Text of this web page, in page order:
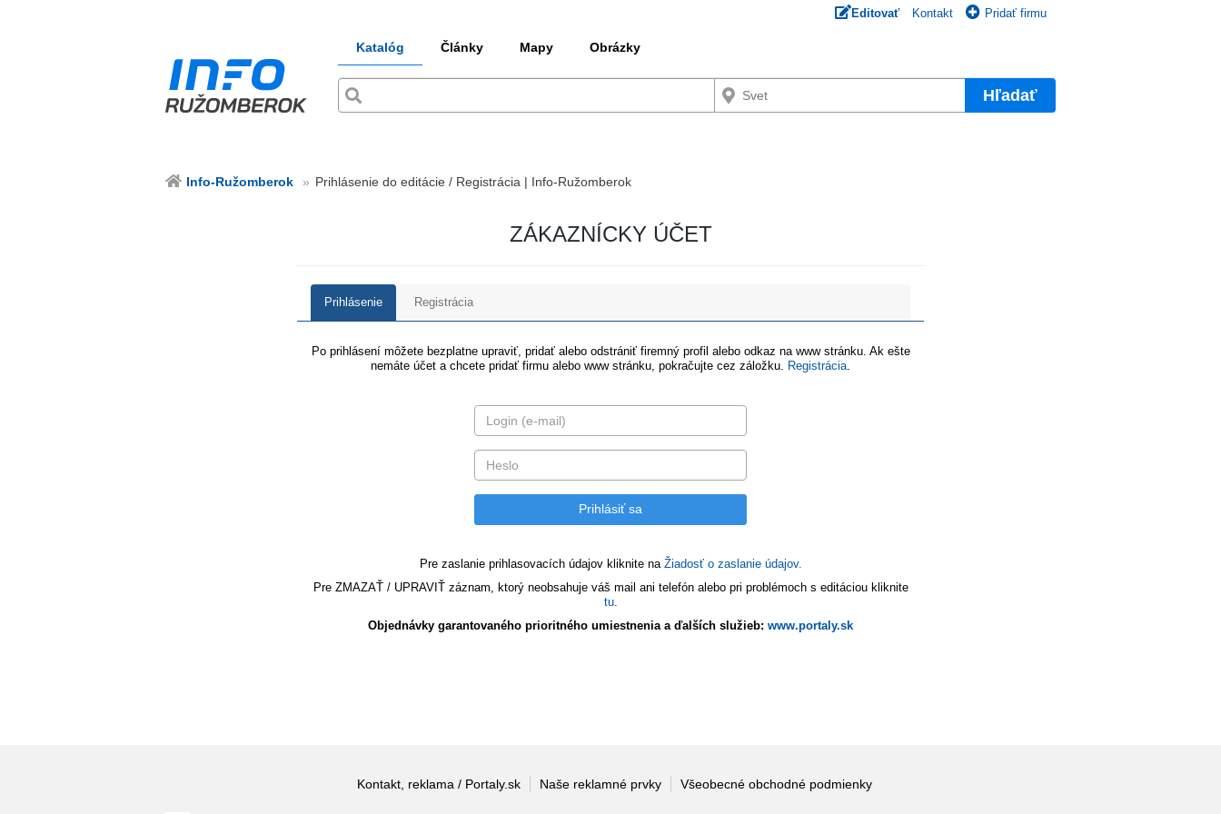
Editovať Kontakt Pridať firmu
Katalóg Články Mapy Obrázky
Hľadať
Info-Ružomberok Prihlásenie do editácie / Registrácia | Info-Ružomberok
ZÁKAZNÍCKY ÚČET
Prihlásenie Registrácia
Po prihlásení môžete bezplatne upraviť, pridať alebo odstrániť firemný profil alebo odkaz na www stránku. Ak ešte
nemáte účet a chcete pridať firmu alebo www stránku, pokračujte cez záložku.
Registrácia
Pre zaslanie prihlasovacích údajov kliknite na Žiadosť o zaslanie údajov.
Pre ZMAZAŤ / UPRAVIŤ záznam, ktorý neobsahuje váš mail ani telefón alebo pri problémoch s editáciou kliknite
tu.
Objednávky garantovaného prioritného umiestnenia a ďalších služieb: www.portaly.sk
Kontakt, reklama / Portaly.sk Naše reklamné prvky Všeobecné obchodné podmienky